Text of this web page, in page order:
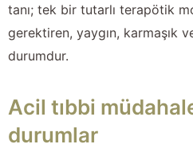
tanı; tek bir tutarlı terapötik
gerektiren, yaygın, karmaşık
durumdur.
Acil tıbbi
durumlar